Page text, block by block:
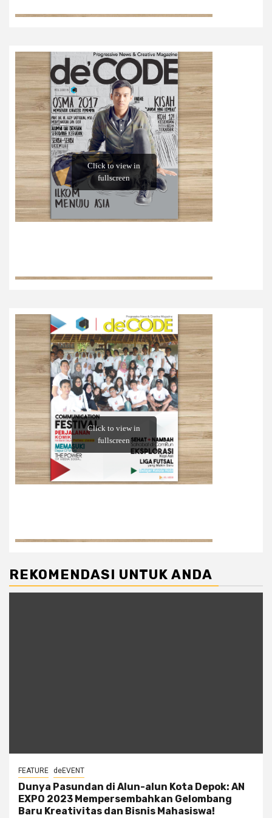
REKOMENDASI UNTUK ANDA
FEATURE deEVENT
Dunya Pasundan di Alun-alun Kota Depok: AN
EXPO 2023 Mempersembahkan Gelombang
Baru Kreativitas dan Bisnis Mahasiswa!